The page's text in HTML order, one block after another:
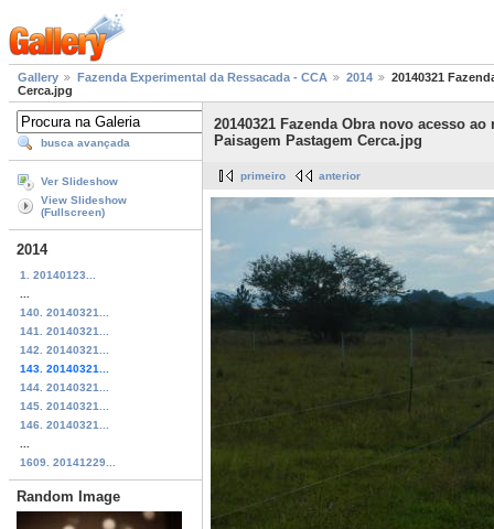
Gallery Fazenda Experimental da Ressacada - CCA 2014
20140321
Cerca.jpg
busca avançada
Ver Slideshow
View Slideshow
(Fullscreen)
2014
1. 20140123...
140. 20140321...
141. 20140321...
142. 20140321...
143. 20140321...
144. 20140321...
145. 20140321...
146. 20140321...
1609. 20141229...
Random Image
20140321 Fazenda Obra novo acesso
Paisagem Pastagem Cerca.jpg
primeiro anterior